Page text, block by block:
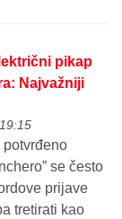
pikap
Najvažniji
potvrđeno
se često
prijave
tretirati kao